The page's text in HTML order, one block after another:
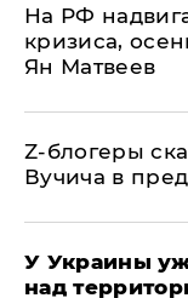
На РФ
кризиса,
Ян Матвеев
Z-блогеры
Вучича в
У Украины
над